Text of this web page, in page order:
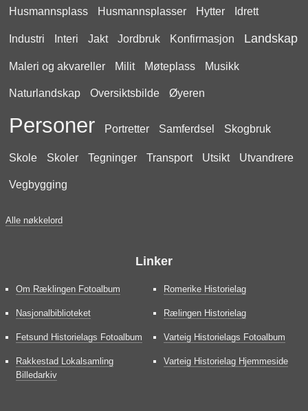
Husmannsplass Husmannsplasser Hytter Idrett
Industri Interi Jakt Jordbruk Konfirmasjon Landskap
Maleri og akvareller Milit Møteplass Musikk
Naturlandskap Oversiktsbilde Øyeren
Personer Portretter Samferdsel Skogbruk
Skole Skoler Tegninger Transport Utsikt Utvandrere
Vegbygging
Alle nøkkelord
Linker
Om Ræklingen Fotoalbum
Nasjonalbiblioteket
Fetsund Historielags Fotoalbum
Rakkestad Lokalsamling
Billedarkiv
Romerike Historielag
Rælingen Historielag
Varteig Historielags Fotoalbum
Varteig Historielag Hjemmeside